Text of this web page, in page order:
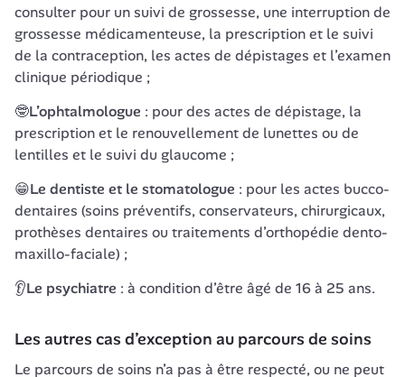
consulter pour un suivi de grossesse, une interruption de
grossesse médicamenteuse, la prescription et le suivi
de la contraception, les actes de dépistages et l’examen
clinique périodique ;
🤓L’ophtalmologue : pour des actes de dépistage, la
prescription et le renouvellement de lunettes ou de
lentilles et le suivi du glaucome ;
😁Le dentiste et le stomatologue : pour les actes bucco-
dentaires (soins préventifs, conservateurs, chirurgicaux,
prothèses dentaires ou traitements d’orthopédie dento-
maxillo-faciale) ;
👂Le psychiatre : à condition d’être âgé de 16 à 25 ans.
Les autres cas d’exception au parcours de soins
Le parcours de soins n’a pas à être respecté, ou ne peut